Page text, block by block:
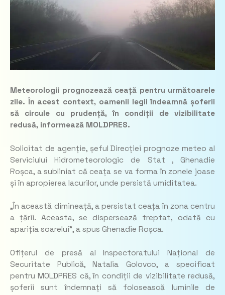
Meteorologii prognozează ceață pentru următoarele
zile. În acest context, oamenii legii îndeamnă șoferii
să circule cu prudență, în condiții de vizibilitate
redusă, informează MOLDPRES.
Solicitat de agenție, șeful Direcției prognoze meteo al
Serviciului Hidrometeorologic de Stat , Ghenadie
Roșca, a subliniat că ceața se va forma în zonele joase
și în apropierea lacurilor, unde persistă umiditatea.
„În această dimineață, a persistat ceața în zona centru
a țării. Aceasta, se dispersează treptat, odată cu
apariția soarelui”, a spus Ghenadie Roșca.
Ofițerul de presă al Inspectoratului Național de
Securitate Publică, Natalia Golovco, a specificat
pentru MOLDPRES că, în condiții de vizibilitate redusă,
șoferii sunt îndemnați să folosească luminile de